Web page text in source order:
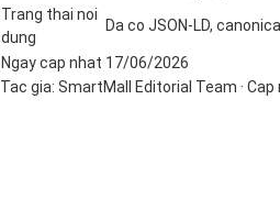
Trang thai noi
dung
Da co JSON-LD,
Ngay cap nhat 17/06/2026
Tac gia: SmartMall Editorial Team ·